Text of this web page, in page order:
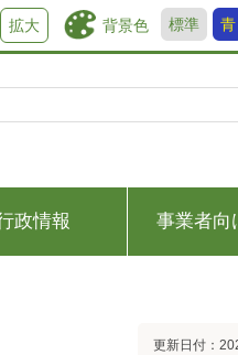
背景色 標準 青
拡大
政情報 事業者向
更新日付：